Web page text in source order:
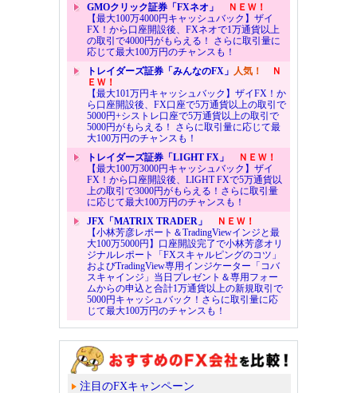
GMOクリック証券「FXネオ」
ＮＥＷ！
【最大100万4000円キャッシュバック】ザイ
FX！から口座開設後、FXネオで1万通貨以上
の取引で4000円がもらえる！ さらに取引量に
応じて最大100万円のチャンスも！
トレイダーズ証券「みんなのFX」 人気！
Ｎ
ＥＷ！
【最大101万円キャッシュバック】ザイFX！か
ら口座開設後、FX口座で5万通貨以上の取引で
5000円+シストレ口座で5万通貨以上の取引で
5000円がもらえる！ さらに取引量に応じて最
大100万円のチャンスも！
トレイダーズ証券「LIGHT FX」
ＮＥＷ！
【最大100万3000円キャッシュバック】ザイ
FX！から口座開設後、LIGHT FXで5万通貨以
上の取引で3000円がもらえる！さらに取引量
に応じて最大100万円のチャンスも！
JFX「MATRIX TRADER」
ＮＥＷ！
【小林芳彦レポート＆TradingViewインジと最
大100万5000円】口座開設完了で小林芳彦オリ
ジナルレポート「FXスキャルピングのコツ」
およびTradingView専用インジケーター「コバ
スキャインジ」当日プレゼント＆専用フォー
ムからの申込と合計1万通貨以上の新規取引で
5000円キャッシュバック！さらに取引量に応
じて最大100万円のチャンスも！
注目のFXキャンペーン